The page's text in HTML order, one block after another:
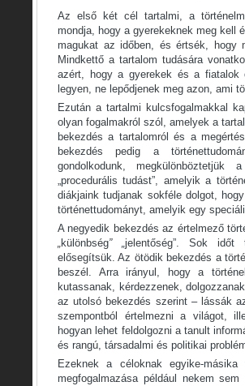
Az első két cél tartalmi, a
mondja, hogy a gyerekeknek meg kell
magukat az időben, és értsék, hogy
Mindkettő a tartalom tudására
azért, hogy a gyerekek és a fiatalok
legyen, ne lepődjenek meg azon, ami
Ezután a tartalmi kulcsfogalmakkal
olyan fogalmakról szól, amelyek a
bekezdés a tartalomról és a
bekezdés pedig a
gondolkodunk,
„procedurális tudást”, amelyik a
diákjaink tudjanak sokféle dolgot,
történettudományt, amelyik egy
A negyedik bekezdés az értelmező
„különbség” „jelentőség”. Sok időt
elősegítsük. Az ötödik bekezdés a
beszél. Arra irányul, hogy a
kutassanak, kérdezzenek,
az utolsó bekezdés szerint – lássák
szempontból értelmezni a világot,
hogyan lehet feldolgozni a tanult
és rangú, társadalmi és politikai
Ezeknek a céloknak egyike-
megfogalmazása például nekem